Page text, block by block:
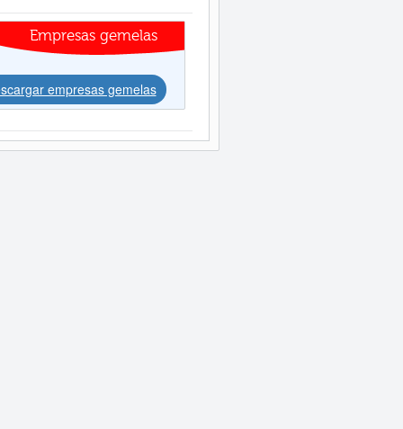
Empresas gemelas
empresas gemelas